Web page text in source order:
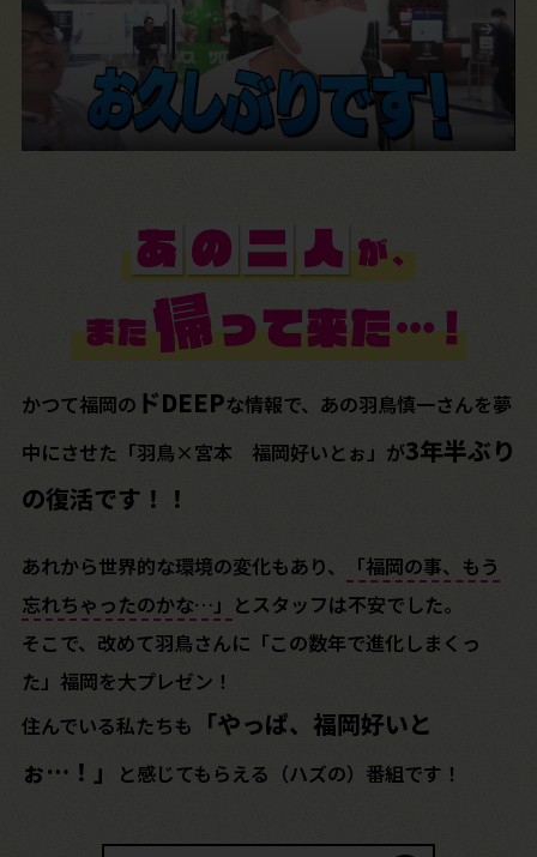
かつて福岡の ドDEEPな情報で、あの羽鳥慎一さんを夢
中にさせた 「羽鳥×宮本 福岡好いとぉ」が3年半ぶり
の復活です！！
あれから世界的な環境の変化もあり、
「福岡の事、もう
忘れちゃったのかな…」 とスタッフは不安でした。
そこで、改めて羽鳥さんに「この数年で進化しまくっ
た」福岡を大プレゼン！
住んでいる私たちも
「やっぱ、福岡好いと
ぉ…！」
と感じてもらえる（ハズの）番組です！